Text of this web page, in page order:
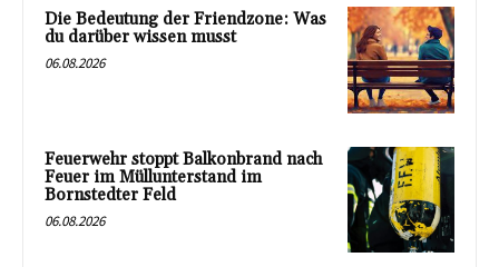
Die Bedeutung der Friendzone: Was
du darüber wissen musst
06.08.2026
Feuerwehr stoppt Balkonbrand nach
Feuer im Müllunterstand im
Bornstedter Feld
06.08.2026